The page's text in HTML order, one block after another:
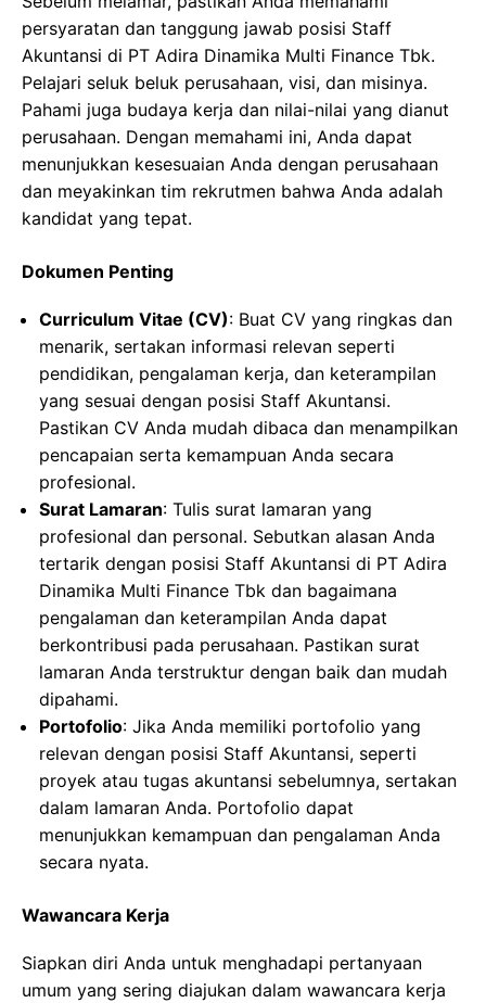
persyaratan dan tanggung jawab posisi Staff
Akuntansi di PT Adira Dinamika Multi Finance Tbk.
Pelajari seluk beluk perusahaan, visi, dan misinya.
Pahami juga budaya kerja dan nilai-nilai yang dianut
perusahaan. Dengan memahami ini, Anda dapat
menunjukkan kesesuaian Anda dengan perusahaan
dan meyakinkan tim rekrutmen bahwa Anda adalah
kandidat yang tepat.
Dokumen Penting
Curriculum Vitae (CV): Buat CV yang ringkas dan
menarik, sertakan informasi relevan seperti
pendidikan, pengalaman kerja, dan keterampilan
yang sesuai dengan posisi Staff Akuntansi.
Pastikan CV Anda mudah dibaca dan menampilkan
pencapaian serta kemampuan Anda secara
profesional.
Surat Lamaran: Tulis surat lamaran yang
profesional dan personal. Sebutkan alasan Anda
tertarik dengan posisi Staff Akuntansi di PT Adira
Dinamika Multi Finance Tbk dan bagaimana
pengalaman dan keterampilan Anda dapat
berkontribusi pada perusahaan. Pastikan surat
lamaran Anda terstruktur dengan baik dan mudah
dipahami.
Portofolio: Jika Anda memiliki portofolio yang
relevan dengan posisi Staff Akuntansi, seperti
proyek atau tugas akuntansi sebelumnya, sertakan
dalam lamaran Anda. Portofolio dapat
menunjukkan kemampuan dan pengalaman Anda
secara nyata.
Wawancara Kerja
Siapkan diri Anda untuk menghadapi pertanyaan
umum yang sering diajukan dalam wawancara kerja